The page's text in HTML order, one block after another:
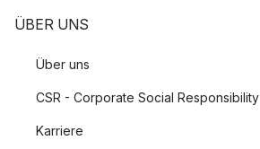
ÜBER UNS
Über uns
CSR - Corporate Social Responsibility
Karriere